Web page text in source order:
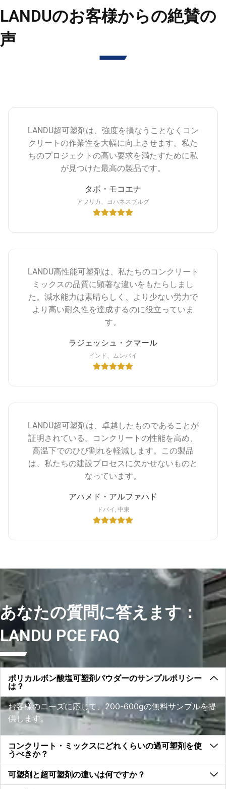
LANDUのお客様からの絶賛の
声
LANDU超可塑剤は、強度を損なうことなくコン
クリートの作業性を大幅に向上させます。私た
ちのプロジェクトの高い要求を満たすために私
が見つけた最高の製品です。
タボ・モコエナ
アフリカ、ヨハネスブルグ
LANDU高性能可塑剤は、私たちのコンクリート
ミックスの品質に顕著な違いをもたらしまし
た。減水能力は素晴らしく、より少ない労力で
より高い耐久性を達成するのに役立っていま
す。
ラジェッシュ・クマール
インド、ムンバイ
LANDU超可塑剤は、卓越したものであることが
証明されている。コンクリートの性能を高め、
高温下でのひび割れを軽減します。この製品
は、私たちの建設プロセスに欠かせないものと
なっています。
アハメド・アルファハド
ドバイ, 中東
あなたの質問に答えます：
LANDU PCE FAQ
ポリカルボン酸塩可塑剤パウダーのサンプルポリシー
は？
お客様のニーズに応じて、200-600gの無料サンプルを提
供します。
コンクリート・ミックスにどれくらいの過可塑剤を使
うべきか？
可塑剤と超可塑剤の違いは何ですか？